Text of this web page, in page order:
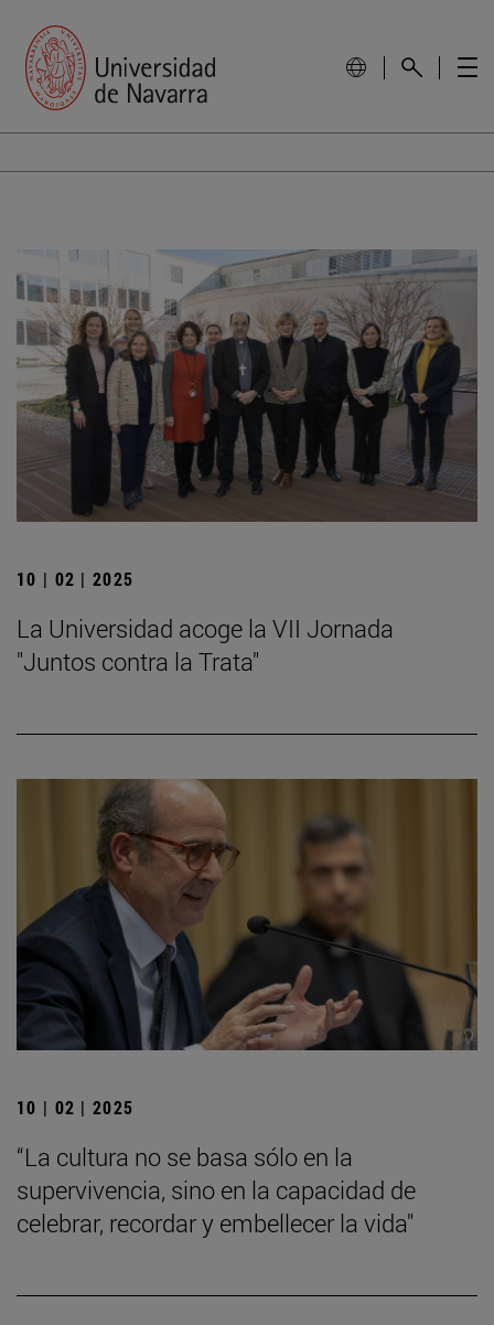
10 | 02 | 2025
La Universidad acoge la VII Jornada
"Juntos contra la Trata"
10 | 02 | 2025
“La cultura no se basa sólo en la
supervivencia, sino en la capacidad de
celebrar, recordar y embellecer la vida"